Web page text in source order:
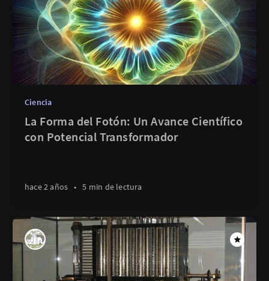
Ciencia
La Forma del Fotón: Un Avance Científico
con Potencial Transformador
hace 2 años • 5 min de lectura